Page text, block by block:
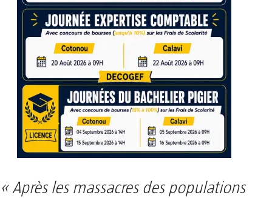
« Après les massacres des populations